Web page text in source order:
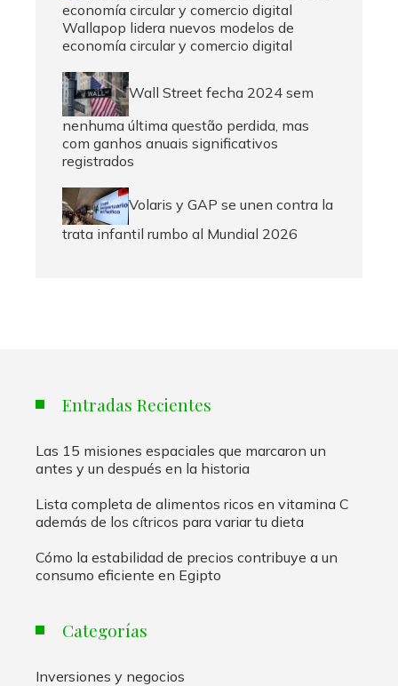
Wallapop lidera nuevos modelos de
economía circular y comercio digital
Wall Street fecha 2024 sem
nenhuma última questão perdida, mas
com ganhos anuais significativos
registrados
Volaris y GAP se unen contra la
trata infantil rumbo al Mundial 2026
Entradas Recientes
Las 15 misiones espaciales que marcaron un
antes y un después en la historia
Lista completa de alimentos ricos en vitamina C
además de los cítricos para variar tu dieta
Cómo la estabilidad de precios contribuye a un
consumo eficiente en Egipto
Categorías
Inversiones y negocios